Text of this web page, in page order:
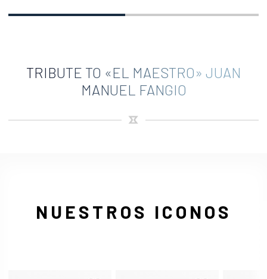
TRIBUTE TO «EL MAESTRO» JUAN
MANUEL FANGIO
NUESTROS ICONOS